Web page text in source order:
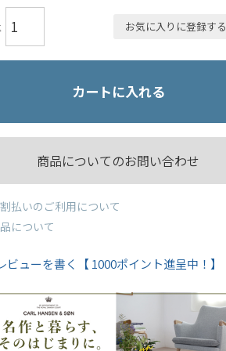
お気に入りに登録する
カートに入れる
商品についてのお問い合わせ
払いのご利用について
について
ビューを書く【 1000ポイント進呈中！】